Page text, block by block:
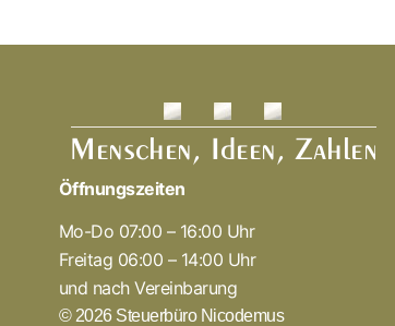
Öffnungszeiten
Mo-Do 07:00 – 16:00 Uhr
Freitag 06:00 – 14:00 Uhr
und nach Vereinbarung
© 2026 Steuerbüro Nicodemus